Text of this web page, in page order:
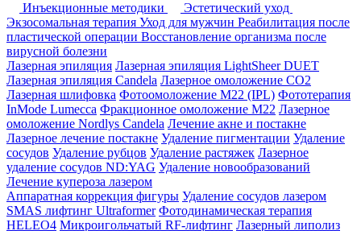
Инъекционные методики
Эстетический уход
Экзосомальная терапия Уход для мужчин Реабилитация после
пластической операции Восстановление организма после
вирусной болезни
Лазерная эпиляция Лазерная эпиляция LightSheer DUET
Лазерная эпиляция Candela Лазерное омоложение СО2
Лазерная шлифовка Фотоомоложение M22 (IPL) Фототерапия
InMode Lumecca Фракционное омоложение M22 Лазерное
омоложение Nordlys Candela Лечение акне и постакне
Лазерное лечение постакне Удаление пигментации Удаление
сосудов Удаление рубцов Удаление растяжек Лазерное
удаление сосудов ND:YAG Удаление новообразований
Лечение купероза лазером
Аппаратная коррекция фигуры Удаление сосудов лазером
SMAS лифтинг Ultraformer Фотодинамическая терапия
HELEO4 Микроигольчатый RF-лифтинг Лазерный липолиз